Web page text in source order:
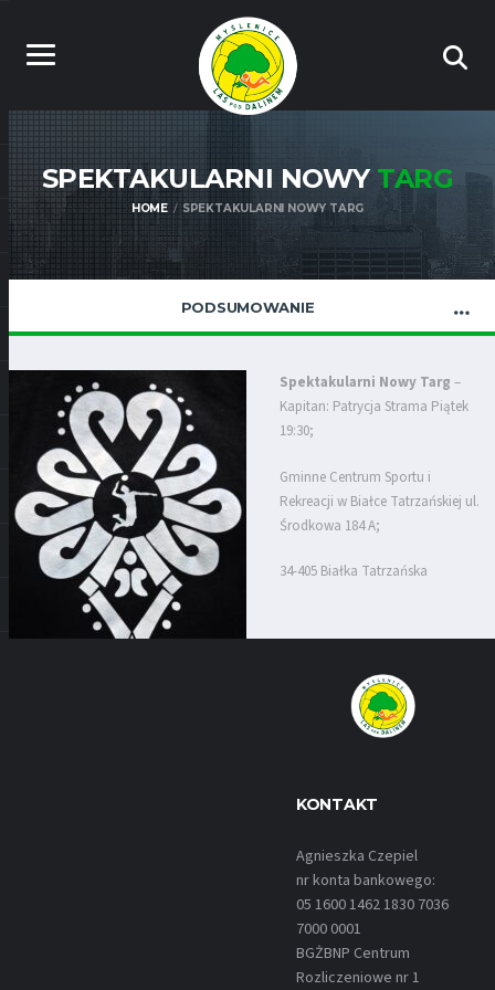
SPEKTAKULARNI NOWY TARG
HOME SPEKTAKULARNI NOWY TARG
PODSUMOWANIE
Spektakularni Nowy Targ –
Kapitan: Patrycja Strama Piątek
19:30;
Gminne Centrum Sportu i
Rekreacji w Białce Tatrzańskiej ul.
Środkowa 184 A;
34-405 Białka Tatrzańska
KONTAKT
Agnieszka Czepiel
nr konta bankowego:
05 1600 1462 1830 7036
7000 0001
BGŻBNP Centrum
Rozliczeniowe nr 1